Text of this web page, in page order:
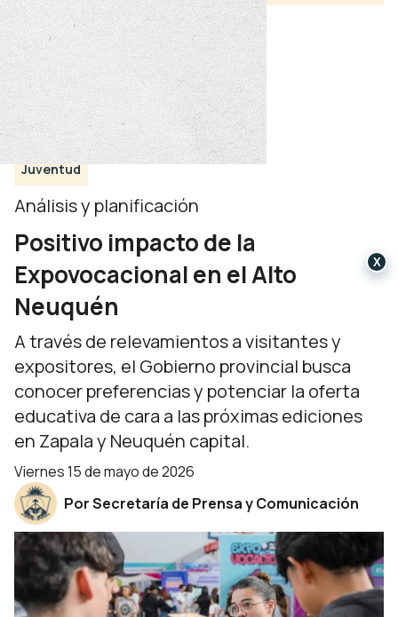
Juventud
Análisis y planificación
Positivo impacto de la
Expovocacional en el Alto
Neuquén
A través de relevamientos a visitantes y
expositores, el Gobierno provincial busca
conocer preferencias y potenciar la oferta
educativa de cara a las próximas ediciones
en Zapala y Neuquén capital.
viernes 15 de mayo de 2026
Por Secretaría de Prensa y Comunicación
X